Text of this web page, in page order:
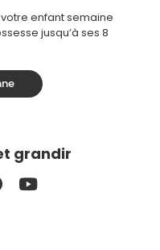
enfant semaine
jusqu’à ses 8
grandir